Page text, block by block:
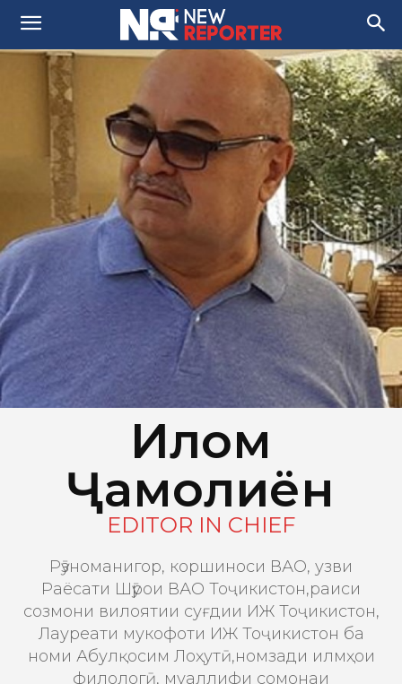
Илҳом
Ҷамолиён
EDITOR IN CHIEF
Рӯзноманигор, коршиноси ВАО, узви
Раёсати Шӯрои ВАО Тоҷикистон,раиси
созмони вилоятии суғдии ИЖ Тоҷикистон,
Лауреати мукофоти ИЖ Тоҷикистон ба
номи Абулқосим Лоҳутӣ,номзади илмҳои
филологӣ, муаллифи сомонаи